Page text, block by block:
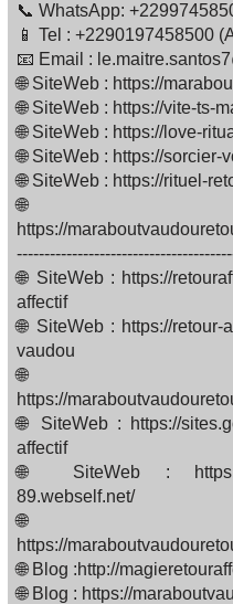
📞 WhatsApp:
📱 Tel : +2290197458500
📧 Email :
🌐 SiteWeb : https://
🌐 SiteWeb : https://vite-ts-
🌐 SiteWeb : https://love-
🌐 SiteWeb : https://
🌐 SiteWeb : https://rituel-
🌐
https://
🌐 SiteWeb : https://
affectif
🌐 SiteWeb : https://retour-
vaudou
🌐
https://
🌐 SiteWeb : https://
affectif
🌐 SiteWeb : https://
89.webself.net/
🌐
https://
🌐 Blog :http://
🌐 Blog : https://